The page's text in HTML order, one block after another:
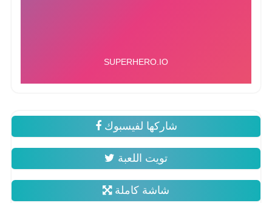
شاركها لفيسبوك
تويت اللعبة
شاشة كاملة